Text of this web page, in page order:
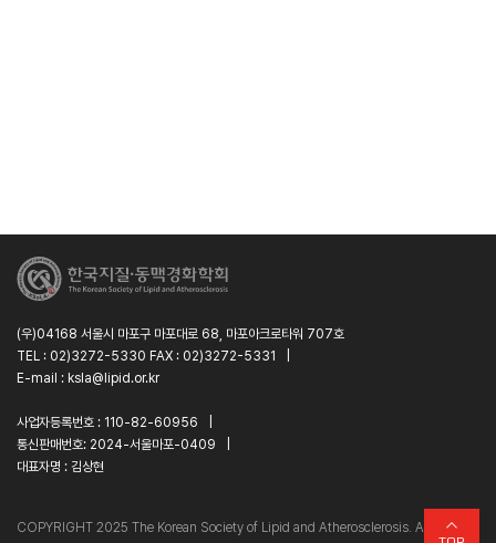
(우)04168 서울시 마포구 마포대로 68, 마포아크로타워 707호
TEL : 02)3272-5330 FAX : 02)3272-5331
E-mail : ksla@lipid.or.kr
사업자등록번호 : 110-82-60956
통신판매번호: 2024-서울마포-0409
대표자명 : 김상현
CO PYRIGHT 2025 The Korean Society of Lipid and Atherosclerosis. All